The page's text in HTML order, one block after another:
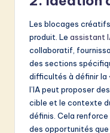
Les blocages
produit. Le assistant
collaboratif,
des sections
difficultés à définir la
l’IA peut proposer
cible et le contexte
définis. Cela
des opportunités que